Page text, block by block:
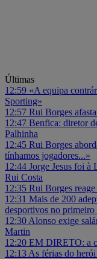
Últimas
12:59 «A equipa
Sporting»
12:57 Rui Borges
12:47 Benfica: diretor
Palhinha
12:45 Rui Borges
tínhamos jogadores...»
12:44 Jorge Jesus foi à
Rui Costa
12:35 Rui Borges
12:31 Mais de 200
desportivos no primeiro
12:30 Alonso exige
Martin
12:20 EM DIRETO: a
12:13 As férias do